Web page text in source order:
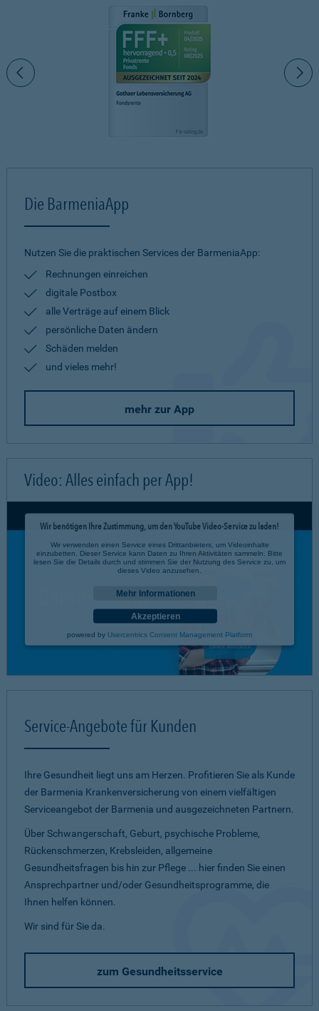
Die BarmeniaApp
Nutzen Sie die praktischen Services der BarmeniaApp:
Rechnungen einreichen
digitale Postbox
alle Verträge auf einem Blick
persönliche Daten ändern
Schäden melden
und vieles mehr!
mehr zur App
Video: Alles einfach per App!
Wir benötigen Ihre Zustimmung, um den YouTube Video-Service zu laden!
Wir verwenden einen Service eines Drittanbieters, um Videoinhalte
einzubetten. Dieser Service kann Daten zu Ihren Aktivitäten sammeln. Bitte
lesen Sie die Details durch und stimmen Sie der Nutzung des Service zu, um
dieses Video anzusehen.
Mehr Informationen
Akzeptieren
powered by Usercentrics Consent Management Platform
Service-Angebote für Kunden
Ihre Gesundheit liegt uns am Herzen. Profitieren Sie als Kunde
der Barmenia Krankenversicherung von einem vielfältigen
Serviceangebot der Barmenia und ausgezeichneten Partnern.
Über Schwangerschaft, Geburt, psychische Probleme,
Rückenschmerzen, Krebsleiden, allgemeine
Gesundheitsfragen bis hin zur Pflege ... hier finden Sie einen
Ansprechpartner und/oder Gesundheitsprogramme, die
Ihnen helfen können.
Wir sind für Sie da.
zum Gesundheitsservice